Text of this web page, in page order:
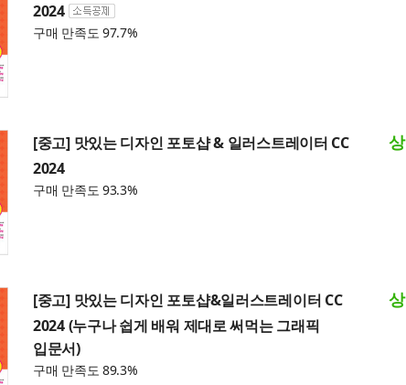
2024
구매 만족도 97.7%
[중고] 맛있는 디자인 포토샵 & 일러스트레이터 CC
2024
구매 만족도 93.3%
상
[중고] 맛있는 디자인 포토샵&일러스트레이터 CC
2024 (누구나 쉽게 배워 제대로 써먹는 그래픽
입문서)
구매 만족도 89.3%
상